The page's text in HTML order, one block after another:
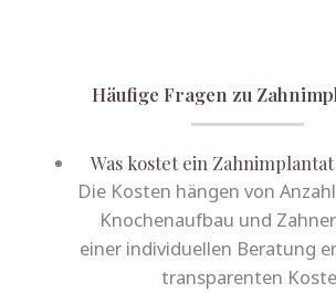
Häufige Fragen zu
Was kostet ein
Die Kosten hängen von
Knochenaufbau und
einer individuellen Beratung
transparenten